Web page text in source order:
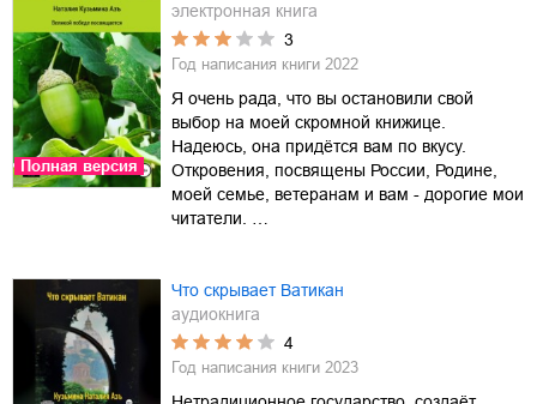
Полная версия
электронная книга
3
Год написания книги 2022
Я очень рада, что вы остановили свой
выбор на моей скромной книжице.
Надеюсь, она придётся вам по вкусу.
Откровения, посвящены России, Родине,
моей семье, ветеранам и вам - дорогие мои
читатели. …
Что скрывает Ватикан
аудиокнига
4
Год написания книги 2023